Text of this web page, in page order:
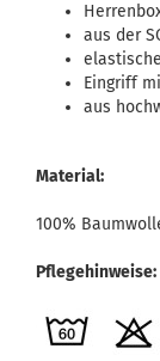
aus der
Eingriff
aus
Material:
100%
Pflegehinweise: